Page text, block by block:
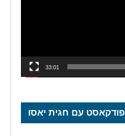
33:01
פודקאסט עם חגית יאסו